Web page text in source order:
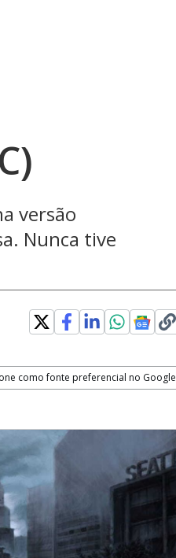
versão
Nunca tive
como fonte preferencial no Google